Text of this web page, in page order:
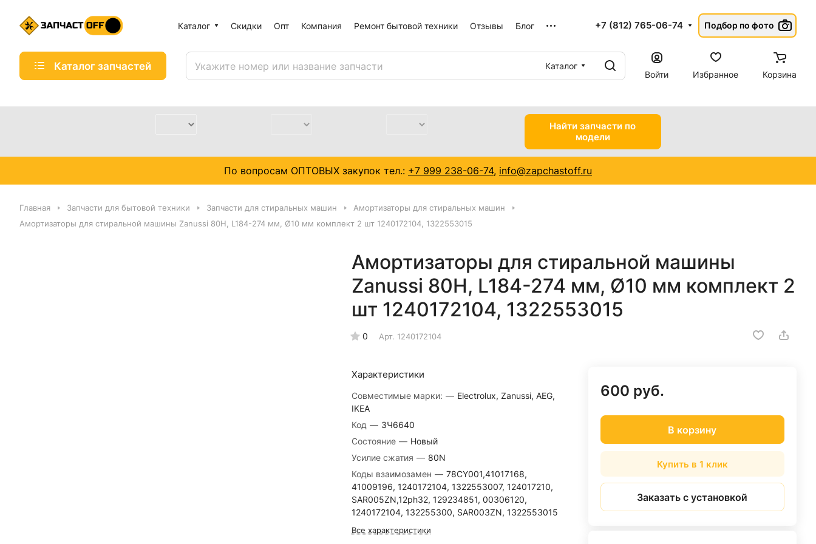
Каталог Скидки Опт Компания Ремонт бытовой техники Отзывы Блог +7 (812) 765-06-74 Подбор по фото
Каталог запчастей
Каталог
Войти
Избранное Корзина
Найти запчасти по
модели
По вопросам ОПТОВЫХ закупок тел.: +7 999 238-06-74, info@zapchastoff.ru
Главная Запчасти для бытовой техники Запчасти для стиральных машин
Амортизаторы для стиральных машин
Амортизаторы для стиральной машины Zanussi 80H, L184-274 мм, Ø10 мм комплект 2 шт 1240172104, 1322553015
Амортизаторы для стиральной машины
Zanussi 80H, L184-274 мм, Ø10 мм комплект 2
шт 1240172104, 1322553015
0 Арт. 1240172104
Характеристики
Совместимые марки: — Electrolux, Zanussi, AEG,
IKEA
Код — ЗЧ6640
Состояние — Новый
Усилие сжатия — 80N
Коды взаимозамен — 78CY001,41017168,
41009196, 1240172104, 1322553007, 124017210,
SAR005ZN,12ph32, 129234851, 00306120,
1240172104, 132255300, SAR003ZN, 1322553015
Все характеристики
600 руб.
В корзину
Купить в 1 клик
Заказать с установкой